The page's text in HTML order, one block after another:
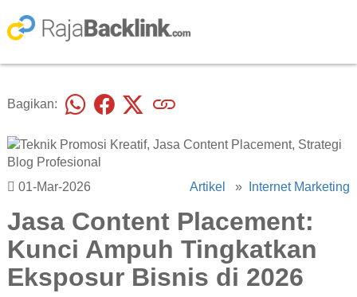
Bagikan:
01-Mar-2026 Artikel » Internet Marketing
Jasa Content Placement:
Kunci Ampuh Tingkatkan
Eksposur Bisnis di 2026